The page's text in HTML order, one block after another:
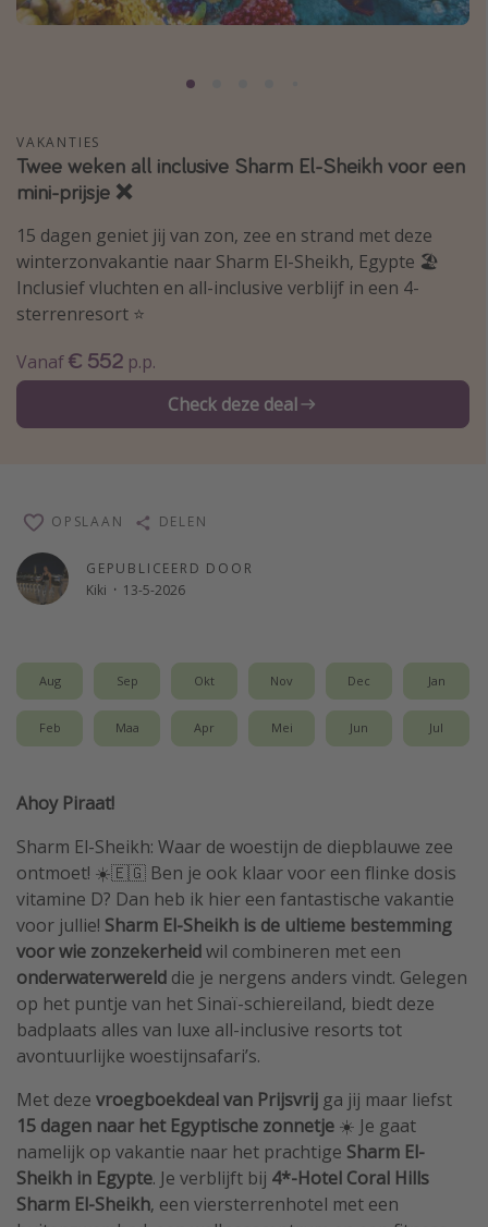
Thailand
Madeira
Egypte
Bali
Type vakantie
Overzicht
Autoverhuur
Single reizen
Zonvakanties
Rondreizen
Reisblog
Reiskalender
Beste keukens ter wereld
Disneyland Parijs
Strandvakantie in Italië
Strandvakantie in Nederland
All inclusive vakantie in Griekenland
VAKANTIES
Twee weken all inclusive Sharm El-Sheikh voor een
mini-prijsje ❌
15 dagen geniet jij van zon, zee en strand met deze
winterzonvakantie naar Sharm El-Sheikh, Egypte 🏖️
Inclusief vluchten en all-inclusive verblijf in een 4-
sterrenresort ⭐️
Vanaf€ 552 p.p.
Check deze deal
GEPUBLICEERD DOOR
Kiki · 13-5-2026
OPSLAAN DELEN
Aug Sep Okt Nov Dec Jan
Feb Maa Apr Mei Jun Jul
Ahoy Piraat!
Sharm El-Sheikh: Waar de woestijn de diepblauwe zee
ontmoet! ☀️🇪🇬 Ben je ook klaar voor een flinke dosis
vitamine D? Dan heb ik hier een fantastische vakantie
voor jullie! Sharm El-Sheikh is de ultieme bestemming
voor wie zonzekerheidwil combineren met een
onderwaterwereld die je nergens anders vindt. Gelegen
op het puntje van het Sinaï-schiereiland, biedt deze
badplaats alles van luxe all-inclusive resorts tot
avontuurlijke woestijnsafari’s.
Met deze vroegboekdeal van Prijsvrij ga jij maar liefst
15 dagen naar het Egyptische zonnetje ☀️ Je gaat
namelijk op vakantie naar het prachtige Sharm El-
Sheikh in Egypte. Je verblijft bij 4*-Hotel Coral Hills
Sharm El-Sheikh, een viersterrenhotel met een